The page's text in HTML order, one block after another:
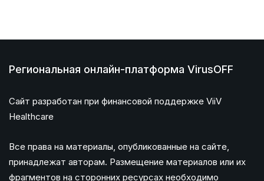
Региональная онлайн-платформа VirusOFF
Сайт разработан при финансовой поддержке ViiV
Healthcare
Все права на материалы, опубликованные на сайте,
принадлежат авторам. Размещение материалов или их
фрагментов на сторонних ресурсах необходимо